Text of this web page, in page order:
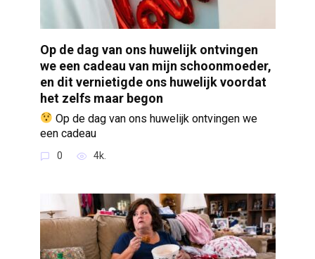
Op de dag van ons huwelijk ontvingen
we een cadeau van mijn schoonmoeder,
en dit vernietigde ons huwelijk voordat
het zelfs maar begon
Op de dag van ons huwelijk ontvingen we
een cadeau
0 4k.